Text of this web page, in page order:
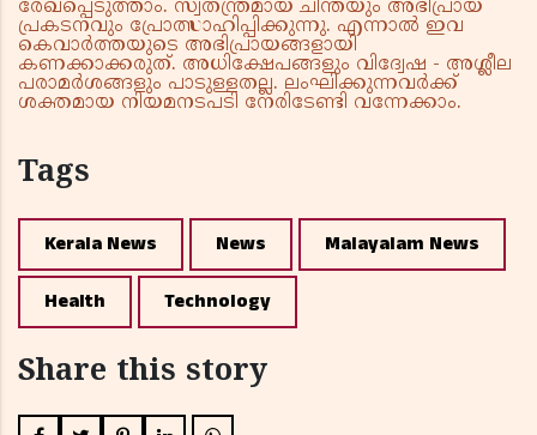
രേഖപ്പെടുത്താം. സ്വതന്ത്രമായ ചിന്തയും അഭിപ്രായ
പ്രകടനവും പ്രോത്സാഹിപ്പിക്കുന്നു. എന്നാൽ ഇവ
കെവാർത്തയുടെ അഭിപ്രായങ്ങളായി
കണക്കാക്കരുത്. അധിക്ഷേപങ്ങളും വിദ്വേഷ - അശ്ലീല
പരാമർശങ്ങളും പാടുള്ളതല്ല. ലംഘിക്കുന്നവർക്ക്
ശക്തമായ നിയമനടപടി നേരിടേണ്ടി വന്നേക്കാം.
Tags
Kerala News News Malayalam News
Health Technology
Share this story